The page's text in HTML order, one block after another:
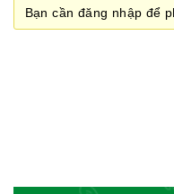
Bạn cần đăng nhập để